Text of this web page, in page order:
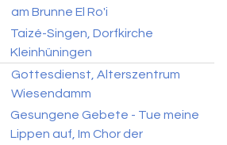
am Brunne El Ro'i
Taizé-Singen, Dorfkirche
Kleinhüningen
Gottesdienst, Alterszentrum
Wiesendamm
Gesungene Gebete - Tue meine
Lippen auf, Im Chor der